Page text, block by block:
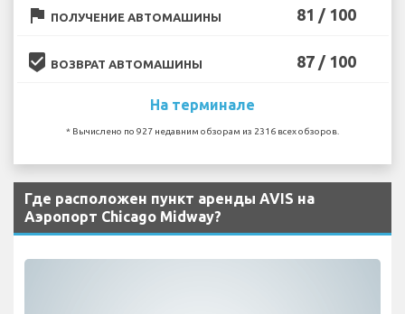
flag ПОЛУЧЕНИЕ АВТОМАШИНЫ 81 / 100
beenhere ВОЗВРАТ АВТОМАШИНЫ 87 / 100
На терминале
* Вычислено по 927 недавним обзорам из 2316 всех обзоров.
Где расположен пункт аренды AVIS на
Аэропорт Chicago Midway?